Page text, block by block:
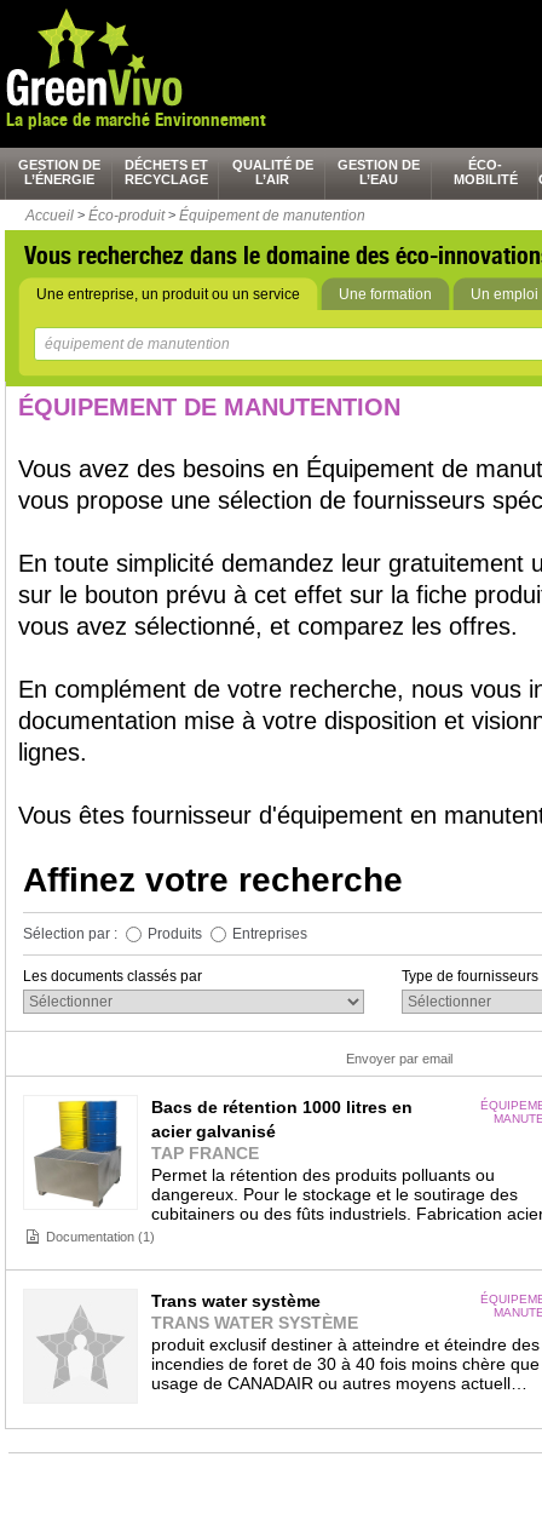
La place de marché Environnement
GESTION DE
L’ÉNERGIE
DÉCHETS ET
RECYCLAGE
QUALITÉ DE
L’AIR
GESTION DE
L’EAU
ÉCO-
MOBILITÉ
Accueil > Éco-produit > Équipement de manutention
Vous recherchez dans le domaine des éco-
Une entreprise, un produit ou un service Une formation Un emploi
ÉQUIPEMENT DE MANUTENTION
Vous avez des besoins en Équipement de
vous propose une sélection de fournisseurs
En toute simplicité demandez leur gratuitement
sur le bouton prévu à cet effet sur la fiche
vous avez sélectionné, et comparez les offres.
En complément de votre recherche, nous vous
documentation mise à votre disposition et
lignes.
Vous êtes fournisseur d'équipement en
Affinez votre recherche
Sélection par : Produits Entreprises
Les documents classés par Type de fournisseurs
Envoyer par email
Bacs de rétention 1000 litres en
acier galvanisé
TAP FRANCE
Permet la rétention des produits polluants ou
dangereux. Pour le stockage et le soutirage des
cubitainers ou des fûts industriels. Fabrication
Documentation (1)
Trans water système
TRANS WATER SYSTÈME
produit exclusif destiner à atteindre et éteindre des
incendies de foret de 30 à 40 fois moins chère
usage de CANADAIR ou autres moyens actuell…